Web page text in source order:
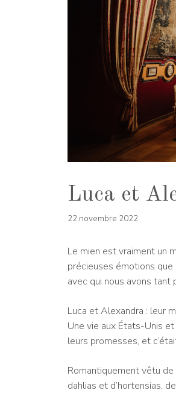
Luca et
22 novembre 2022
Le mien est vraiment un
précieuses émotions
avec qui nous avons
Luca et Alexandra : leur
Une vie aux États-Unis
leurs promesses, et
Romantiquement vêtu de
dahlias et d’hortensias,